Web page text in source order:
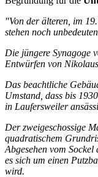
"Von der älteren, im
stehen noch
Die jüngere Synagoge
Entwürfen von
Das beachtliche
Umstand, dass bis
in Laufersweiler
Der zweigeschossige
quadratischem
Abgesehen vom
es sich um einen
wird.